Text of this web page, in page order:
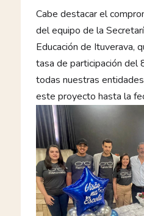
Cabe destacar el
del equipo de la
Educación de Ituverava,
tasa de participación del
todas nuestras
este proyecto hasta la